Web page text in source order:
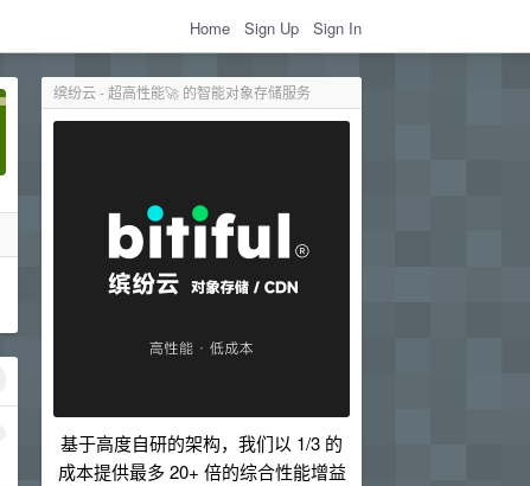
Home Sign Up Sign In
缤纷云 - 超高性能🚀 的智能对象存储服务
基于高度自研的架构，我们以 1/3 的
成本提供最多 20+ 倍的综合性能增益